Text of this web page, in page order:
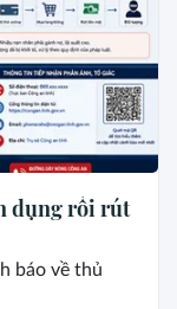
dụng rồi rút
báo về thủ